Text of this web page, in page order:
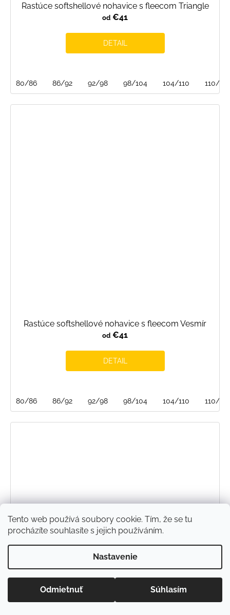
Tento web používá soubory cookie. Tím, že se tu
procházíte souhlasíte s jejich používáním.
Nastavenie
Odmietnuť Súhlasím
Rastúce softshellové nohavice s fleecom Triangle
od €41
DETAIL
80/86 86/92 92/98 98/104 104/110 110/116
Rastúce softshellové nohavice s fleecom Vesmír
od €41
DETAIL
80/86 86/92 92/98 98/104 104/110 110/116